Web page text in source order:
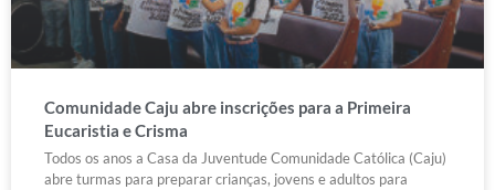
Comunidade Caju abre inscrições para a Primeira
Eucaristia e Crisma
Todos os anos a Casa da Juventude Comunidade Católica (Caju)
abre turmas para preparar crianças, jovens e adultos para